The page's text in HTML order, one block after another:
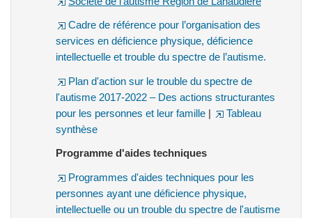
Cadre de référence pour l’organisation des
services en déficience physique, déficience
intellectuelle et trouble du spectre de l’autisme.
Plan d'action sur le trouble du spectre de
l'autisme 2017-2022 – Des actions structurantes
pour les personnes et leur famille |
Tableau
synthèse
Programme d'aides techniques
Programmes d'aides techniques pour les
personnes ayant une déficience physique,
intellectuelle ou un trouble du spectre de l'autisme